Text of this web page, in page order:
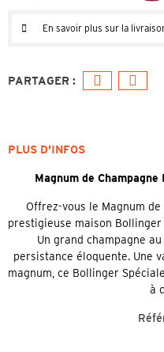
En savoir plus sur la
PLUS D'INFOS
Magnum de
Offrez-vous le Magnum
prestigieuse maison
Un grand champagne
persistance éloquente. Une
magnum, ce Bollinger
à